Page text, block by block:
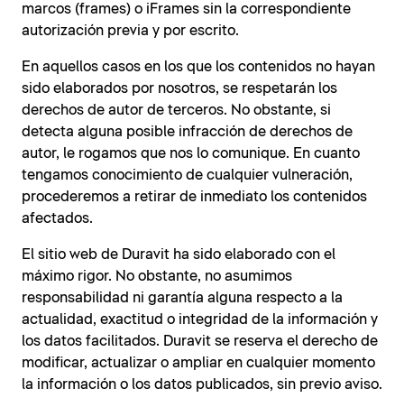
marcos (frames) o iFrames sin la correspondiente
autorización previa y por escrito.
En aquellos casos en los que los contenidos no hayan
sido elaborados por nosotros, se respetarán los
derechos de autor de terceros. No obstante, si
detecta alguna posible infracción de derechos de
autor, le rogamos que nos lo comunique. En cuanto
tengamos conocimiento de cualquier vulneración,
procederemos a retirar de inmediato los contenidos
afectados.
El sitio web de Duravit ha sido elaborado con el
máximo rigor. No obstante, no asumimos
responsabilidad ni garantía alguna respecto a la
actualidad, exactitud o integridad de la información y
los datos facilitados. Duravit se reserva el derecho de
modificar, actualizar o ampliar en cualquier momento
la información o los datos publicados, sin previo aviso.